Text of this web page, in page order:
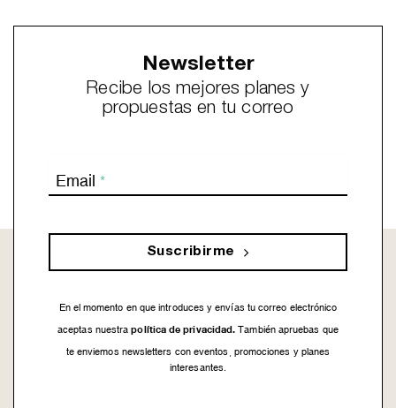
Newsletter
Recibe los mejores planes y
propuestas en tu correo
Email *
Suscribirme
En el momento en que introduces y envías tu correo electrónico
aceptas nuestra política de privacidad. También apruebas que
te enviemos newsletters con eventos, promociones y planes
interesantes.